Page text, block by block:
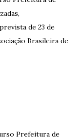
de 23 de
Brasileira de
Prefeitura de